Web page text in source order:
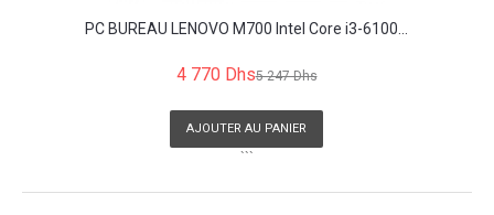
PC BUREAU LENOVO M700 Intel Core i3-6100...
4 770 Dhs5 247 Dhs
AJOUTER AU PANIER
```